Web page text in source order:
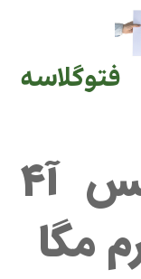
کاغذ چاپ عکس آ۴ فتوگلاسه
کاغذ چاپ عکس آ۴